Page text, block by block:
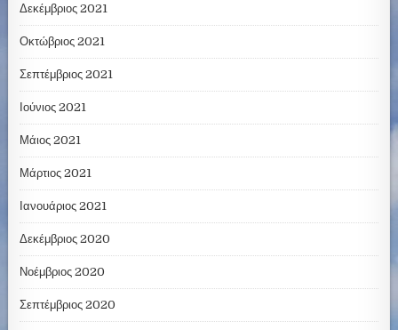
Δεκέμβριος 2021
Οκτώβριος 2021
Σεπτέμβριος 2021
Ιούνιος 2021
Μάιος 2021
Μάρτιος 2021
Ιανουάριος 2021
Δεκέμβριος 2020
Νοέμβριος 2020
Σεπτέμβριος 2020